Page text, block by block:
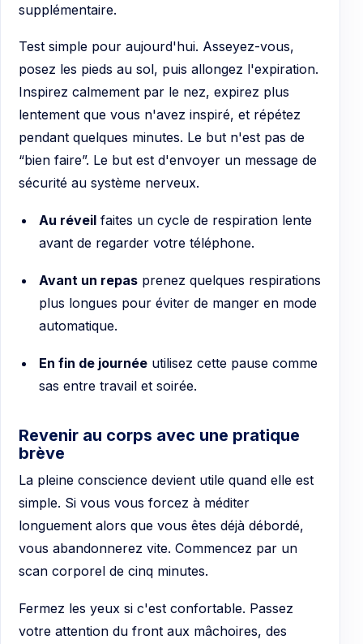
supplémentaire.
Test simple pour aujourd'hui. Asseyez-vous,
posez les pieds au sol, puis allongez l'expiration.
Inspirez calmement par le nez, expirez plus
lentement que vous n'avez inspiré, et répétez
pendant quelques minutes. Le but n'est pas de
“bien faire”. Le but est d'envoyer un message de
sécurité au système nerveux.
Au réveilfaites un cycle de respiration lente
avant de regarder votre téléphone.
Avant un repasprenez quelques respirations
plus longues pour éviter de manger en mode
automatique.
En fin de journéeutilisez cette pause comme
sas entre travail et soirée.
Revenir au corps avec une pratique
brève
La pleine conscience devient utile quand elle est
simple. Si vous vous forcez à méditer
longuement alors que vous êtes déjà débordé,
vous abandonnerez vite. Commencez par un
scan corporel de cinq minutes.
Fermez les yeux si c'est confortable. Passez
votre attention du front aux mâchoires, des